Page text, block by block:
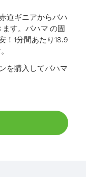
道ギニアからバハ
す。 バハマ の固
！1分間あたり18.9
を購入してバハマ